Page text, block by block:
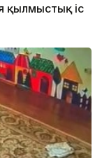
қылмыстық іс